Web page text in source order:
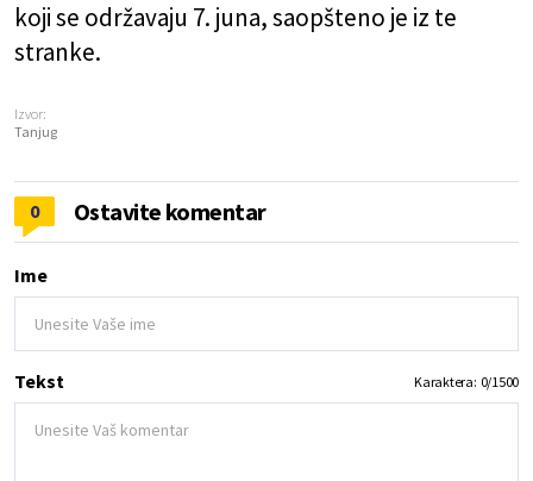
koji se održavaju 7. juna, saopšteno je iz te
stranke.
Izvor:
Tanjug
0 Ostavite komentar
Ime
Tekst Karaktera: 0/1500